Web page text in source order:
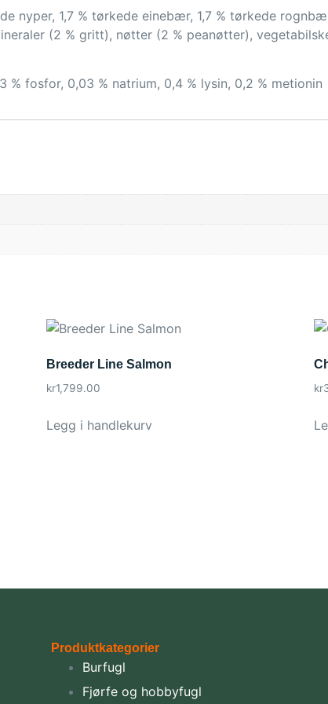
nyper, 1,7 % tørkede einebær, 1,7 % tørkede
(2 % gritt), nøtter (2 % peanøtter),
% fosfor, 0,03 % natrium, 0,4 % lysin, 0,2 % metionin
Breeder Line Salmon
kr1,799.00
Legg i handlekurv
kr
Produktkategorier
Burfugl
Fjørfe og hobbyfugl